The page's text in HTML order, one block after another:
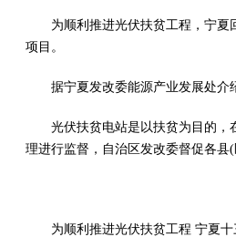
为顺利推进光伏扶贫工程，宁夏
项目。
据宁夏发改委能源产业发展处介
光伏扶贫电站是以扶贫为目的，
理进行监督，自治区发改委督促各县
为顺利推进光伏扶贫工程 宁夏